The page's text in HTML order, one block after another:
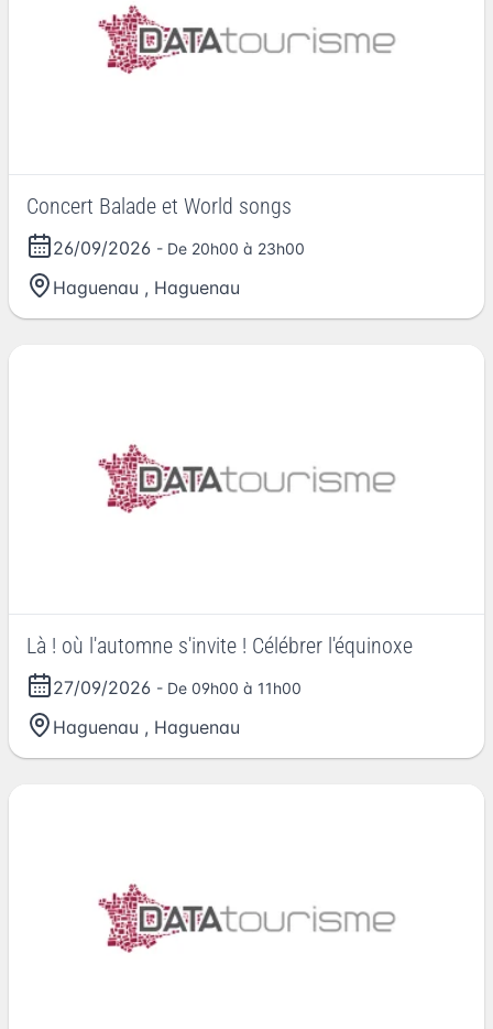
Concert Balade et World songs
26/09/2026 - De 20h00 à 23h00
Haguenau , Haguenau
Là ! où l'automne s'invite ! Célébrer l'équinoxe
27/09/2026 - De 09h00 à 11h00
Haguenau , Haguenau